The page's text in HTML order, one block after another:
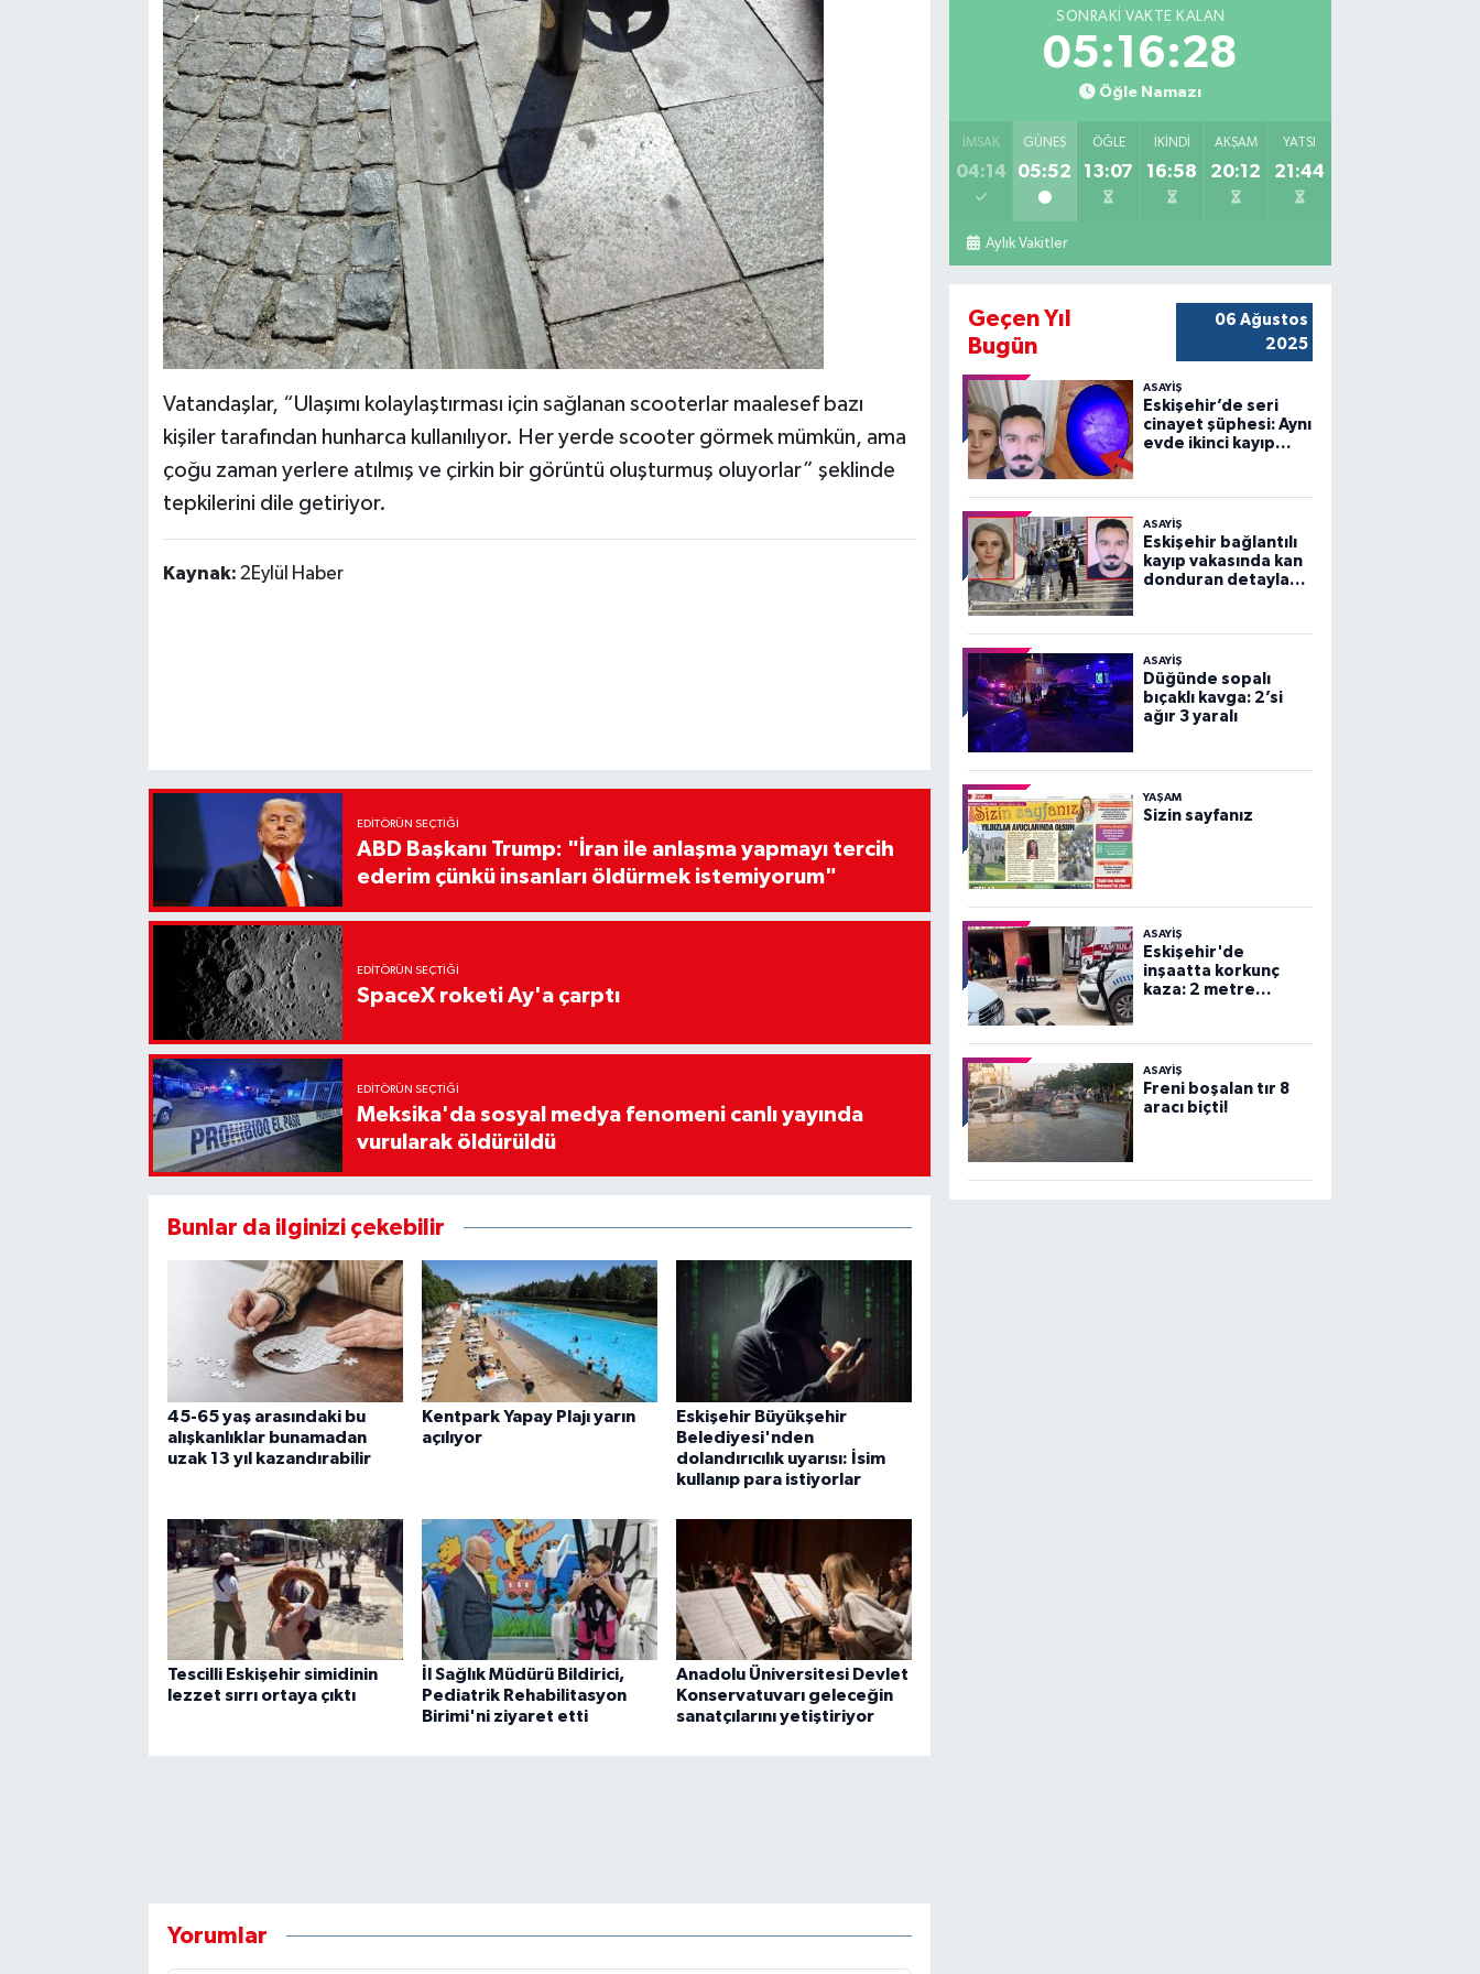
Vatandaşlar, “Ulaşımı kolaylaştırması için sağlanan scooterlar maalesef bazı
kişiler tarafından hunharca kullanılıyor. Her yerde scooter görmek mümkün, ama
çoğu zaman yerlere atılmış ve çirkin bir görüntü oluşturmuş oluyorlar” şeklinde
tepkilerini dile getiriyor.
Kaynak: 2Eylül Haber
EDITÖRÜN SEÇTIĞI
ABD Başkanı Trump: "İran ile anlaşma yapmayı tercih
ederim çünkü insanları öldürmek istemiyorum"
EDITÖRÜN SEÇTIĞI
SpaceX roketi Ay'a çarptı
EDITÖRÜN SEÇTIĞI
Meksika'da sosyal medya fenomeni canlı yayında
vurularak öldürüldü
Bunlar da ilginizi çekebilir
45-65 yaş arasındaki bu
alışkanlıklar bunamadan
uzak 13 yıl kazandırabilir
Kentpark Yapay Plajı yarın
açılıyor
Eskişehir Büyükşehir
Belediyesi'nden
dolandırıcılık uyarısı: İsim
kullanıp para istiyorlar
Tescilli Eskişehir simidinin
lezzet sırrı ortaya çıktı
İl Sağlık Müdürü Bildirici,
Pediatrik Rehabilitasyon
Birimi'ni ziyaret etti
Anadolu Üniversitesi Devlet
Konservatuvarı geleceğin
sanatçılarını yetiştiriyor
Yorumlar
SONRAKI VAKTE KALAN
05:16:26
Öğle Namazı
İMSAK
04:14
GÜNEŞ
05:52
ÖĞLE
13:07
İKINDI
16:58
AKŞAM
20:12
YATSI
21:44
Aylık Vakitler
Geçen Yıl
Bugün
06 Ağustos
2025
ASAYİŞ
Eskişehir’de seri
cinayet şüphesi: Aynı
evde ikinci kayıp
ASAYİŞ
Eskişehir bağlantılı
kayıp vakasında kan
donduran detaylar
ASAYİŞ
Düğünde sopalı
bıçaklı kavga: 2’si
ağır 3 yaralı
YAŞAM
Sizin sayfanız
ASAYİŞ
Eskişehir'de
inşaatta korkunç
kaza: 2 metre
ASAYİŞ
Freni boşalan tır 8
aracı biçti!